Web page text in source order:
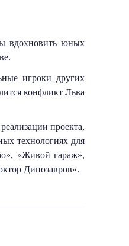
вдохновить юных
игроки других
конфликт Льва
проекта,
технологиях для
«Живой гараж»,
Динозавров».